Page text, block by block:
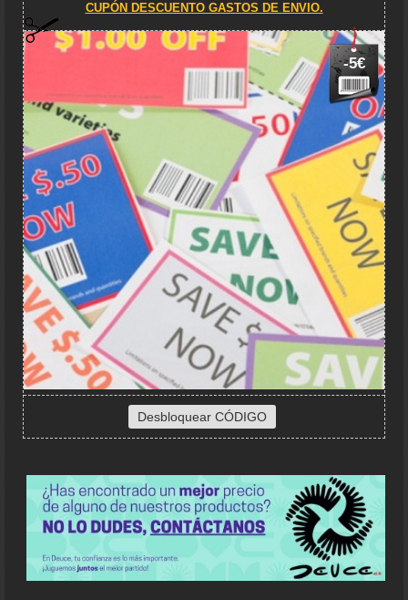
CUPÓN DESCUENTO GASTOS DE ENVIO.
-5€